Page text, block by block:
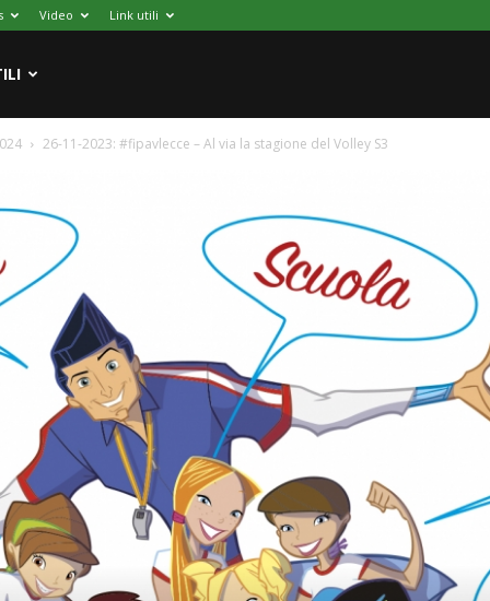
Video Link utili
26-11-2023: #fipavlecce – Al via la stagione del Volley S3